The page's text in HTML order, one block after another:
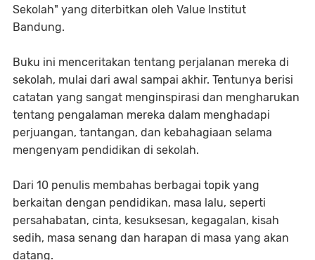
Sekolah" yang diterbitkan oleh Value Institut
Bandung.
Buku ini menceritakan tentang perjalanan mereka di
sekolah, mulai dari awal sampai akhir. Tentunya berisi
catatan yang sangat menginspirasi dan mengharukan
tentang pengalaman mereka dalam menghadapi
perjuangan, tantangan, dan kebahagiaan selama
mengenyam pendidikan di sekolah.
Dari 10 penulis membahas berbagai topik yang
berkaitan dengan pendidikan, masa lalu, seperti
persahabatan, cinta, kesuksesan, kegagalan, kisah
sedih, masa senang dan harapan di masa yang akan
datang.